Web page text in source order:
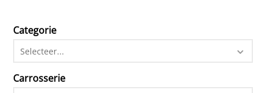
Categorie
Selecteer...
Carrosserie